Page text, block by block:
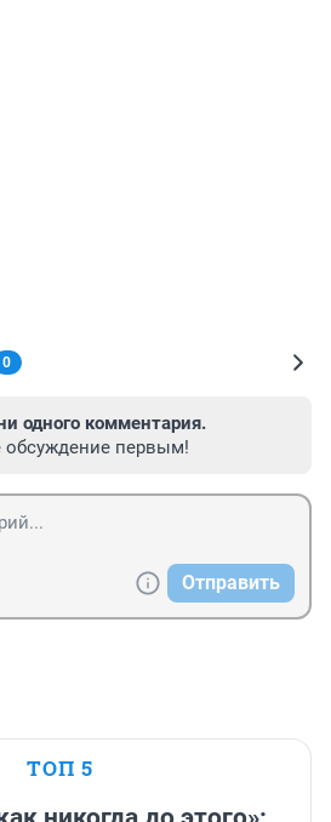
0
одного комментария.
обсуждение первым!
Отправить
ТОП 5